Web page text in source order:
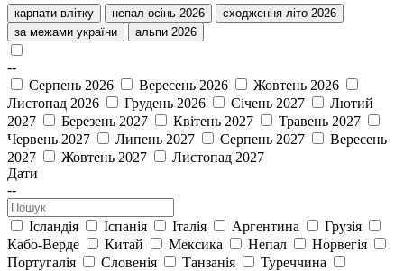
карпати влітку непал осінь 2026
сходження літо 2026
за межами україни
альпи 2026
--
Серпень 2026
Вересень 2026
Жовтень 2026
Листопад 2026
Грудень 2026 Січень 2027
Лютий
2027
Березень 2027 Квітень 2027
Травень 2027
Червень 2027
Липень 2027 Серпень 2027
Вересень
2027
Жовтень 2027
Листопад 2027
Дати
--
Ісландія Іспанія Італія Аргентина
Грузія
Кабо-Верде
Китай Мексика Непал
Норвегія
Португалія
Словенія Танзанія
Туреччина